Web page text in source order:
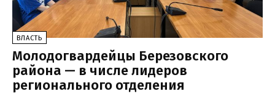
ВЛАСТЬ
Молодогвардейцы Березовского
района — в числе лидеров
регионального отделения